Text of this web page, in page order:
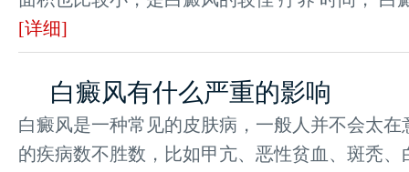
[详细]
白癜风有什么严重的影响
白癜风是一种常见的皮肤病，一般人并不会太
的疾病数不胜数，比如甲亢、恶性贫血、斑秃